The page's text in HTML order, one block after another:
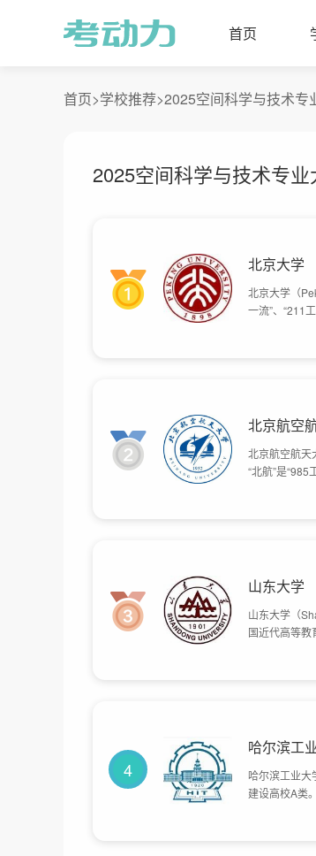
首页
首页>学校推荐>2025空间科学与技术专
2025空间科学与技术专
北京大学
北京大学（
一流”、“211
北京航空
北京航空航
“北航”是“985
山东大学
山东大学（
国近代高等教
4
哈尔滨工
哈尔滨工业
建设高校A类